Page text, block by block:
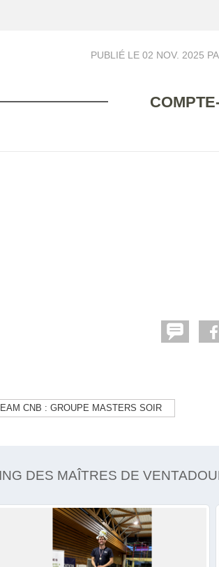
PUBLIÉ LE 02 NOV. 2025
CNB : GROUPE MASTERS SOIR
DES MAÎTRES DE